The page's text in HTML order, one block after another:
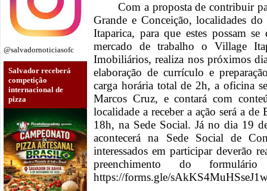
@salvadornoticiasofc
Salvador receberá
competição
internacional de
pizza
Com a proposta de contribuir
Grande e Conceição, localidades
Itaparica, para que estes possam
mercado de trabalho o Village
Imobiliários, realiza nos próximos
elaboração de currículo e
carga horária total de 2h, a oficina
Marcos Cruz, e contará com
localidade a receber a ação será a
18h, na Sede Social. Já no dia 19
acontecerá na Sede Social de
interessados em participar deverão
preenchimento do
https://forms.gle/